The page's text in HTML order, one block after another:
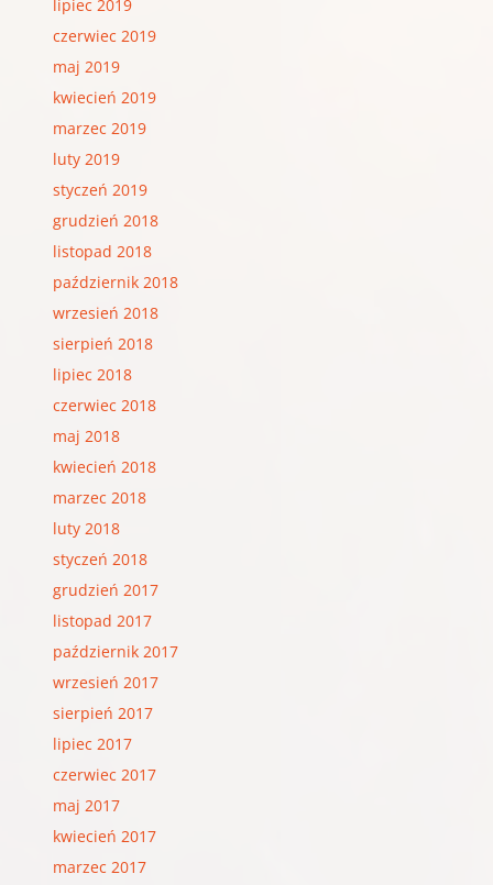
lipiec 2019
czerwiec 2019
maj 2019
kwiecień 2019
marzec 2019
luty 2019
styczeń 2019
grudzień 2018
listopad 2018
październik 2018
wrzesień 2018
sierpień 2018
lipiec 2018
czerwiec 2018
maj 2018
kwiecień 2018
marzec 2018
luty 2018
styczeń 2018
grudzień 2017
listopad 2017
październik 2017
wrzesień 2017
sierpień 2017
lipiec 2017
czerwiec 2017
maj 2017
kwiecień 2017
marzec 2017